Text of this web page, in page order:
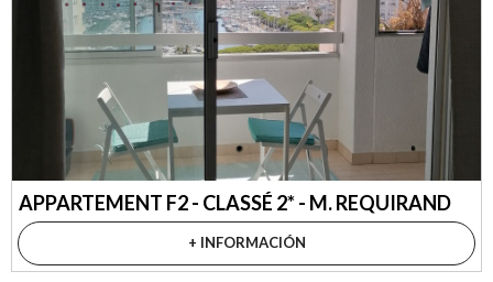
APPARTEMENT F2 - CLASSÉ 2* - M. REQUIRAND
+ INFORMACIÓN